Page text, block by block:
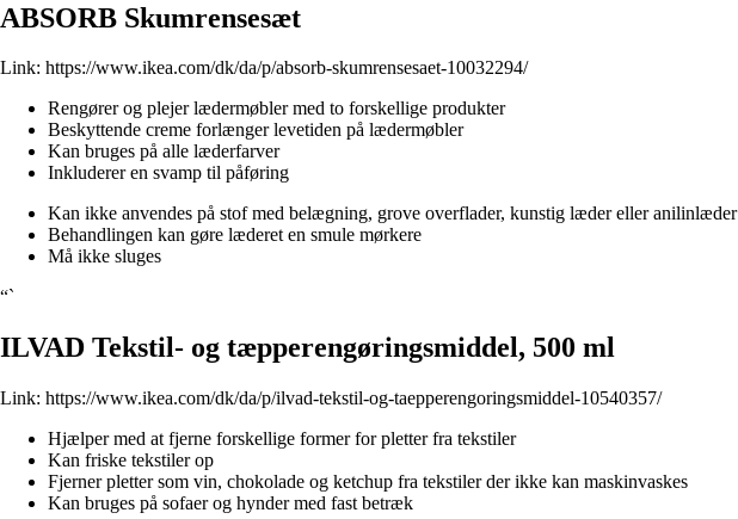
ABSORB Skumrensesæt
Link: https://www.ikea.com/dk/da/p/absorb-skumrensesaet-10032294/
Rengører og plejer lædermøbler med to forskellige produkter
Beskyttende creme forlænger levetiden på lædermøbler
Kan bruges på alle læderfarver
Inkluderer en svamp til påføring
Kan ikke anvendes på stof med belægning, grove overflader, kunstig læder eller anilinlæder
Behandlingen kan gøre læderet en smule mørkere
Må ikke sluges
“`
ILVAD Tekstil- og tæpperengøringsmiddel, 500 ml
Link: https://www.ikea.com/dk/da/p/ilvad-tekstil-og-taepperengoringsmiddel-10540357/
Hjælper med at fjerne forskellige former for pletter fra tekstiler
Kan friske tekstiler op
Fjerner pletter som vin, chokolade og ketchup fra tekstiler der ikke kan maskinvaskes
Kan bruges på sofaer og hynder med fast betræk